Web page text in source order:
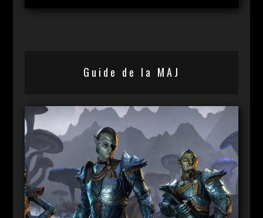
Guide de la MAJ